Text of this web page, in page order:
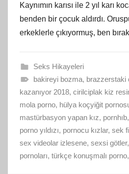
Kaynımın karısı ile 2 yıl karı
benden bir çocuk aldırdı.
erkeklerle çıkıyormuş, ben
Seks Hikayeleri
bakireyi bozma, brazzerstaki
kazanıyor 2018, cirilciplak kiz
mola porno, hülya koçyiğit
mastürbasyon yapan kız, pornhıb,
porno yıldızı, pornocu kızlar, sek
sex videolar izlesene, sexsi götler,
pornoları, türkçe konuşmalı porno,